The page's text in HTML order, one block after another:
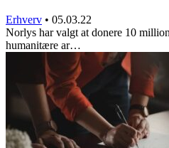
Erhverv • 05.03.22
Norlys har valgt at donere 10
humanitære ar…